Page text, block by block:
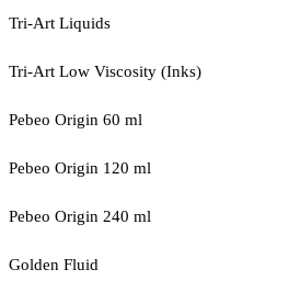
Tri-Art Liquids
Tri-Art Low Viscosity (Inks)
Pebeo Origin 60 ml
Pebeo Origin 120 ml
Pebeo Origin 240 ml
Golden Fluid